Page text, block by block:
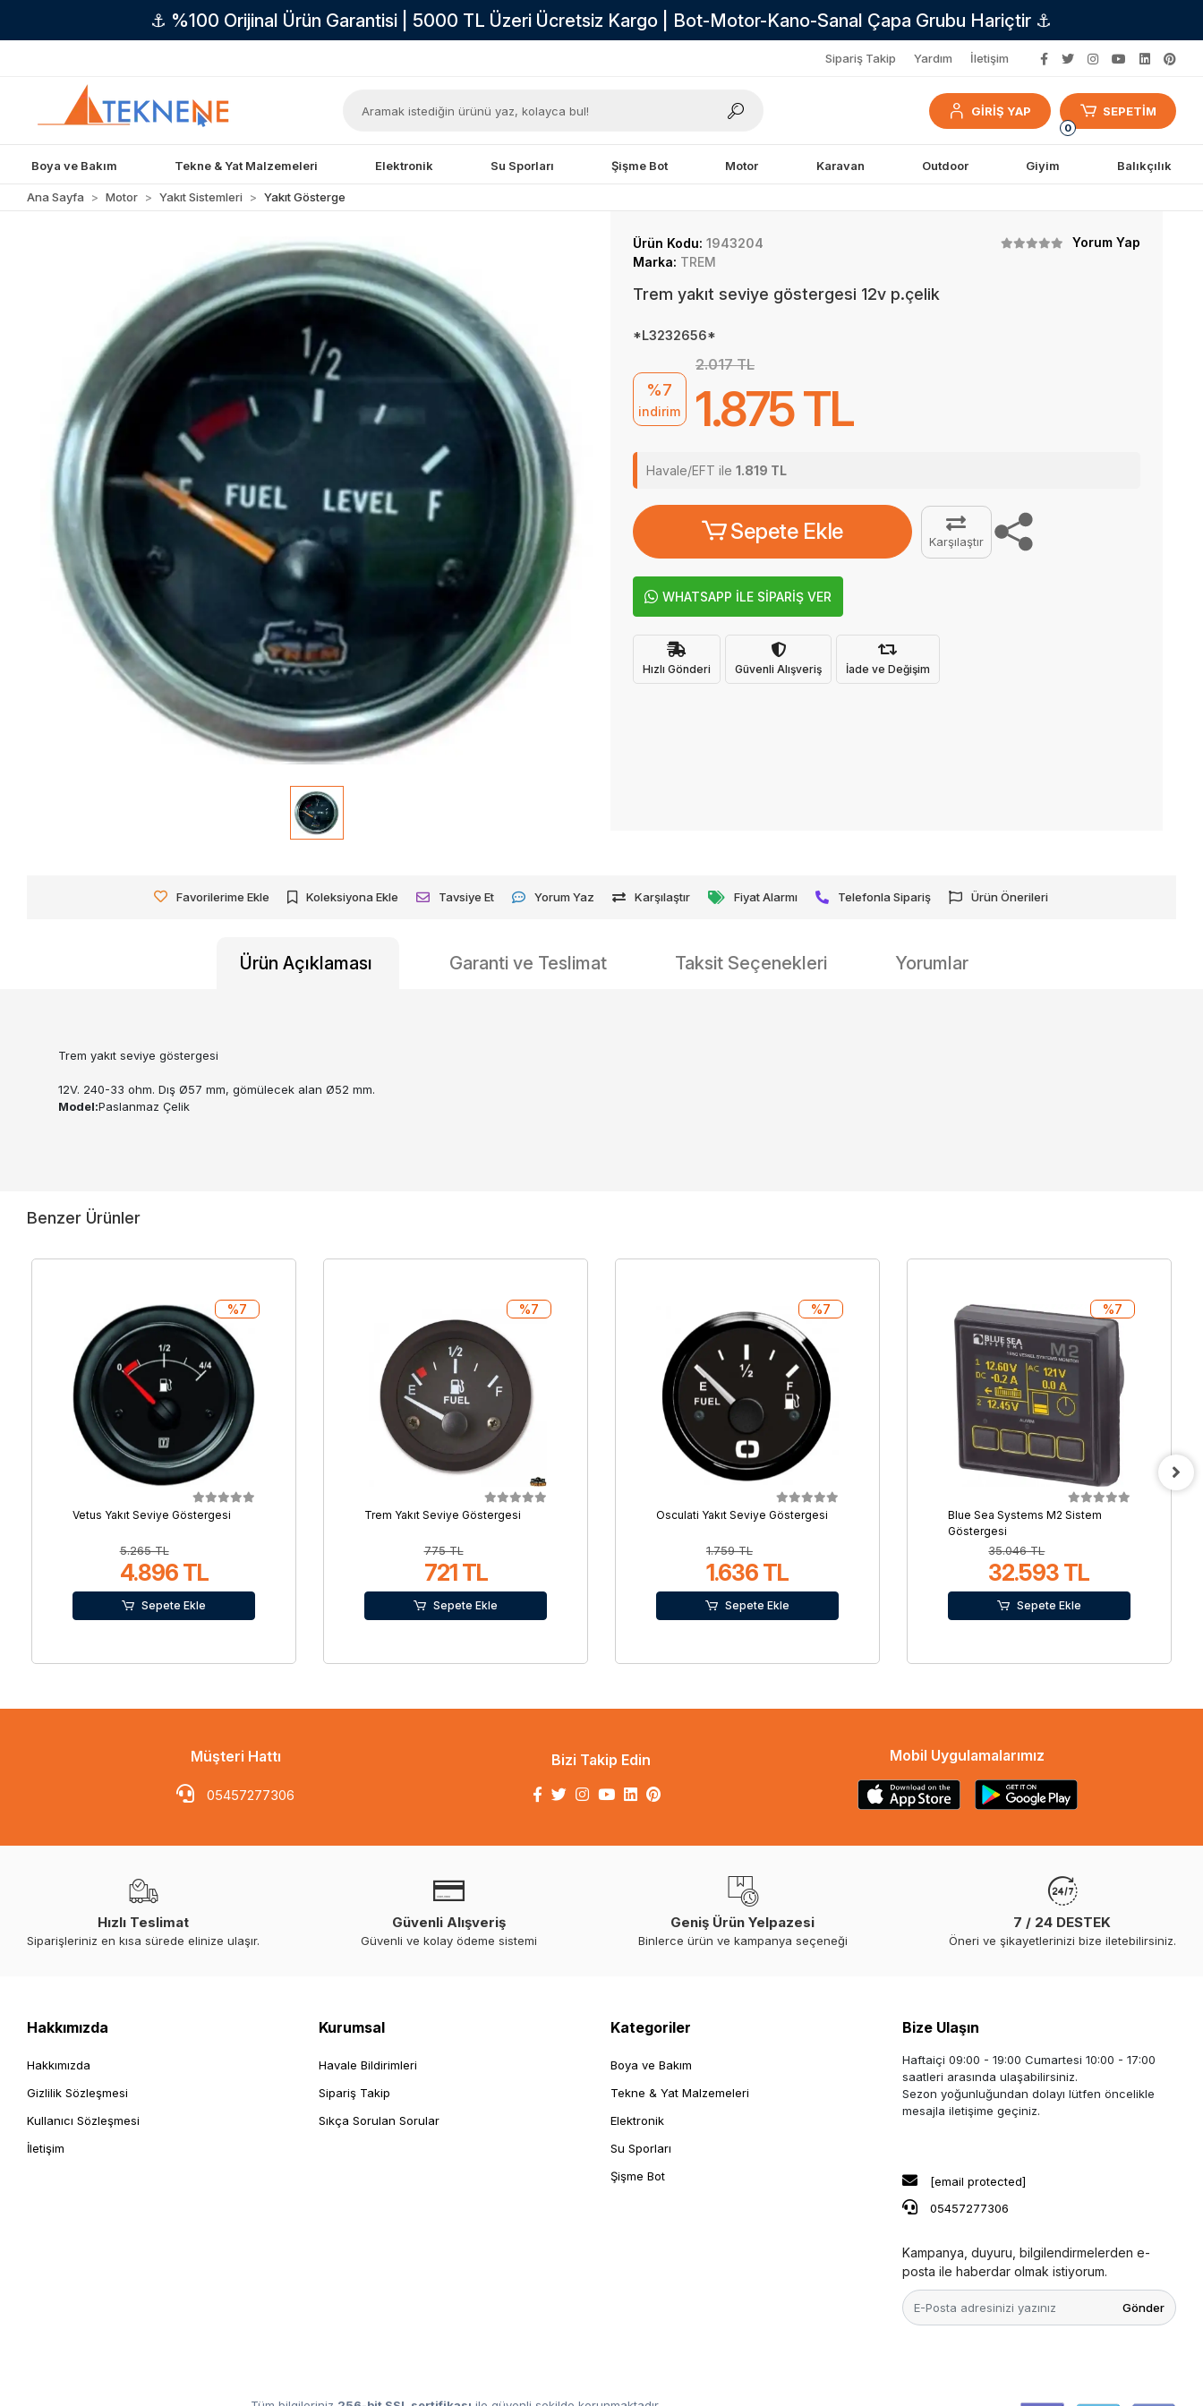
⚓ %100 Orijinal Ürün Garantisi | 5000 TL Üzeri Ücretsiz Kargo | Bot-Motor-Kano-Sanal Çapa Grubu Hariçtir ⚓
Sipariş Takip Yardım İletişim
GİRİŞ YAP
0
SEPETİM
Boya ve Bakım Tekne & Yat Malzemeleri Elektronik Su Sporları Şişme Bot Motor Karavan Outdoor Giyim Balıkçılık
Ana Sayfa Motor Yakıt Sistemleri Yakıt Gösterge
Ürün Kodu: 1943204
Yorum Yap
Marka: TREM
Trem yakıt seviye göstergesi 12v p.çelik
*L3232656*
%7
indirim
2.017 TL
1.875 TL
Havale/EFT ile 1.819 TL
Sepete Ekle Karşılaştır
WHATSAPP İLE SİPARİŞ VER
Hızlı Gönderi Güvenli Alışveriş İade ve Değişim
Favorilerime Ekle Koleksiyona Ekle Tavsiye Et Yorum Yaz Karşılaştır Fiyat Alarmı Telefonla Sipariş Ürün Önerileri
Ürün Açıklaması Garanti ve Teslimat Taksit Seçenekleri Yorumlar
Trem yakıt seviye göstergesi
12V. 240-33 ohm. Dış Ø57 mm, gömülecek alan Ø52 mm.
Model:Paslanmaz Çelik
Benzer Ürünler
Vetus Yakıt Seviye Göstergesi
5.265 TL
4.896 TL
%7
Sepete Ekle
Trem Yakıt Seviye Göstergesi
775 TL
721 TL
%7
Sepete Ekle
Osculati Yakıt Seviye Göstergesi
1.759 TL
1.636 TL
%7
Sepete Ekle
Blue Sea Systems M2 Sistem
Göstergesi
35.046 TL
32.593 TL
%7
Sepete Ekle
Müşteri Hattı
05457277306
Bizi Takip Edin Mobil Uygulamalarımız
Hızlı Teslimat
Siparişleriniz en kısa sürede elinize ulaşır.
Güvenli Alışveriş
Güvenli ve kolay ödeme sistemi
Geniş Ürün Yelpazesi
Binlerce ürün ve kampanya seçeneği
7 / 24 DESTEK
Öneri ve şikayetlerinizi bize iletebilirsiniz.
Hakkımızda
Hakkımızda
Gizlilik Sözleşmesi
Kullanıcı Sözleşmesi
İletişim
Kurumsal
Havale Bildirimleri
Sipariş Takip
Sıkça Sorulan Sorular
Kategoriler
Boya ve Bakım
Tekne & Yat Malzemeleri
Elektronik
Su Sporları
Şişme Bot
Bize Ulaşın
Haftaiçi 09:00 - 19:00 Cumartesi 10:00 - 17:00
saatleri arasında ulaşabilirsiniz.
Sezon yoğunluğundan dolayı lütfen öncelikle
mesajla iletişime geçiniz.
[email protected]
05457277306
Kampanya, duyuru, bilgilendirmelerden e-
posta ile haberdar olmak istiyorum.
Gönder